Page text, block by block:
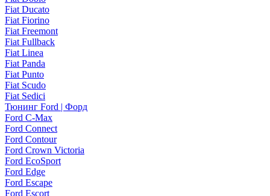
Fiat Ducato
Fiat Fiorino
Fiat Freemont
Fiat Fullback
Fiat Linea
Fiat Panda
Fiat Punto
Fiat Scudo
Fiat Sedici
Тюнинг Ford | Форд
Ford C-Max
Ford Connect
Ford Contour
Ford Crown Victoria
Ford EcoSport
Ford Edge
Ford Escape
Ford Escort